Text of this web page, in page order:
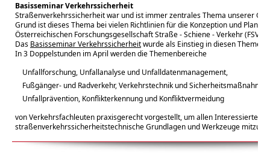
Basisseminar Verkehrssicherheit
Straßenverkehrssicherheit war und ist immer zentrales Thema unserer
Grund ist dieses Thema bei vielen Richtlinien für die Konzeption und
Österreichischen Forschungsgesellschaft Straße - Schiene - Verkehr (FSV)
Das Basisseminar Verkehrssicherheitwurde als Einstieg in diesen
In 3 Doppelstunden im April werden die Themenbereiche
Unfallforschung, Unfallanalyse und Unfalldatenmanagement,
Fußgänger- und Radverkehr, Verkehrstechnik und
Unfallprävention, Konflikterkennung und Konfliktvermeidung
von Verkehrsfachleuten praxisgerecht vorgestellt, um allen Interessierten
straßenverkehrssicherheitstechnische Grundlagen und Werkzeuge